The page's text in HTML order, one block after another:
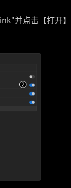
并点击【打开】